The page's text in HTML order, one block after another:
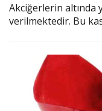
Akciğerlerin altında
verilmektedir. Bu